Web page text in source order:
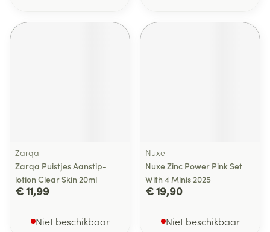
Zarqa
Zarqa Puistjes Aanstip-
lotion Clear Skin 20ml
€ 11,99
Niet beschikbaar
Nuxe
Nuxe Zinc Power Pink Set
With 4 Minis 2025
€ 19,90
Niet beschikbaar